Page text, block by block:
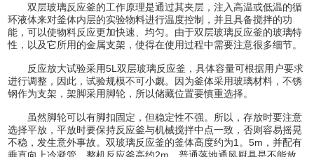
双层玻璃反应釜的工作原理是通过其夹层，注入高温或低温的循
环液体来对釜体内层的实验物料进行温度控制，并且具备搅拌的功
能，可以使物料反应更加快速、均匀。由于双层玻璃反应釜的玻璃特
性，以及它所用的金属支架，使得在使用过程中需要注意很多细节。
反应放大试验采用5L双层玻璃反应釜，具体容量可根据用户要求
进行调整，因此，试验规模不可小觑。因为釜体采用玻璃材料，不锈
钢作为支架，架脚采用脚轮，所以储藏位置要慎重选择。
虽然脚轮可以有脚扣固定，但稳定性不强。所以，存放时要注意
选择平放，平放时要保持反应釜与机械搅拌中点一致，否则容易摇晃
不稳，发生意外事故。双玻璃反应釜的釜体高度约为1。5m，并配有
垂直向上冷凝管，整机反应釜高约2m。普通落地通风厨具是不能放